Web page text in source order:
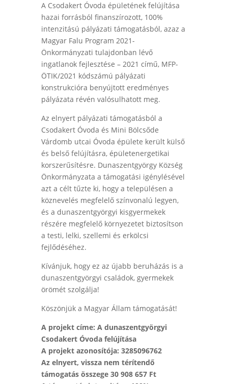
A Csodakert Óvoda épületének felújítása
hazai forrásból finanszírozott, 100%
intenzitású pályázati támogatásból, azaz a
Magyar Falu Program 2021-
Önkormányzati tulajdonban lévő
ingatlanok fejlesztése – 2021 című, MFP-
ÖTIK/2021 kódszámú pályázati
konstrukcióra benyújtott eredményes
pályázata révén valósulhatott meg.
Az elnyert pályázati támogatásból a
Csodakert Óvoda és Mini Bölcsőde
Várdomb utcai Óvoda épülete került külső
és belső felújításra, épületenergetikai
korszerűsítésre. Dunaszentgyörgy Község
Önkormányzata a támogatási igénylésével
azt a célt tűzte ki, hogy a településen a
köznevelés megfelelő színvonalú legyen,
és a dunaszentgyörgyi kisgyermekek
részére megfelelő környezetet biztosítson
a testi, lelki, szellemi és erkölcsi
fejlődéséhez.
Kívánjuk, hogy ez az újabb beruházás is a
dunaszentgyörgyi családok, gyermekek
örömét szolgálja!
Köszönjük a Magyar Állam támogatását!
A projekt címe: A dunaszentgyörgyi
Csodakert Óvoda felújítása
A projekt azonosítója: 3285096762
Az elnyert, vissza nem térítendő
támogatás összege 30 908 657 Ft